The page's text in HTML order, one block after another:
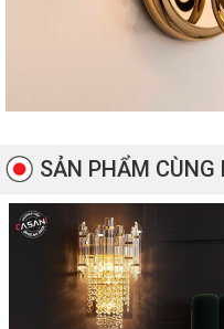
SẢN PHẨM CÙNG